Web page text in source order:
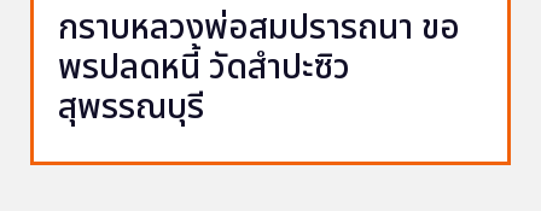
กราบหลวงพ่อสมปรารถนา ขอ
พรปลดหนี้ วัดสำปะซิว
สุพรรณบุรี